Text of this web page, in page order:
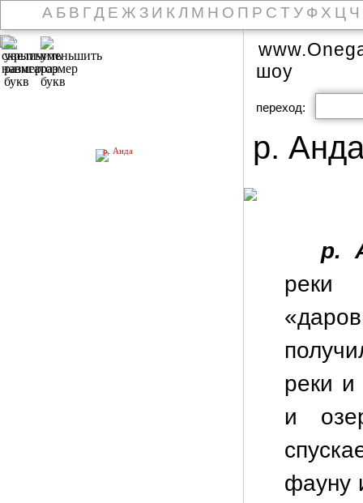
А Б В Г Д Е Ж З И К Л М Н О П Р С Т У Ф Х Ц Ч
р. Анда
шоу
переход:
р.
р.
реки
реки
и
фауну